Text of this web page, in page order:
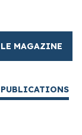
MAGAZINE